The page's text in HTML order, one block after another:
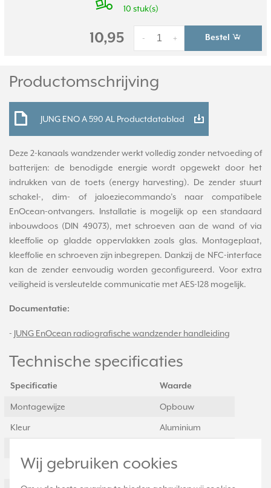
Wij gebruiken cookies
10 stuk(s)
10,95 +
- Bestel
Productomschrijving
JUNG ENO A 590 AL Productdatablad
Deze 2-kanaals wandzender werkt volledig zonder netvoeding of
batterijen: de benodigde energie wordt opgewekt door het
indrukken van de toets (energy harvesting). De zender stuurt
schakel-, dim- of jaloeziecommando’s naar compatibele
EnOcean-ontvangers. Installatie is mogelijk op een standaard
inbouwdoos (DIN 49073), met schroeven aan de wand of via
kleeffolie op gladde oppervlakken zoals glas. Montageplaat,
kleeffolie en schroeven zijn inbegrepen. Dankzij de NFC-interface
kan de zender eenvoudig worden geconfigureerd. Voor extra
veiligheid is versleutelde communicatie met AES-128 mogelijk.
Documentatie:
- JUNG EnOcean radiografische wandzender handleiding
Technische specificaties
Specificatie Waarde
Montagewijze Opbouw
Kleur Aluminium
Oppervlaktebescherming Gelakt